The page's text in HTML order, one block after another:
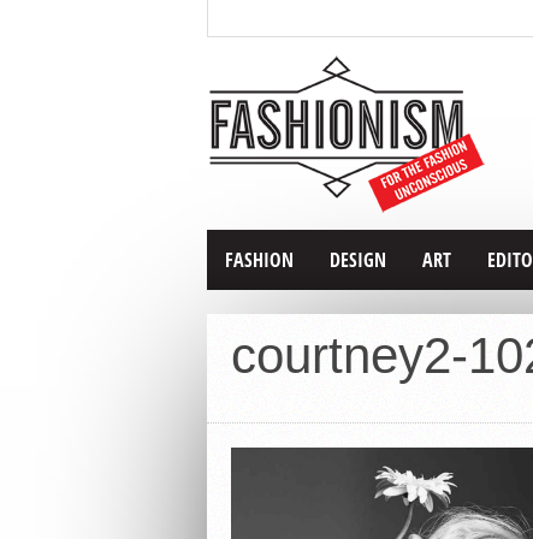
FASHION DESIGN ART
courtney2-